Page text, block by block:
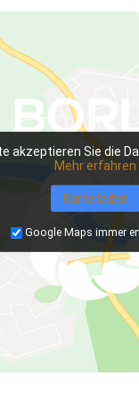
akzeptieren Sie die
Mehr erfahren
Karte laden
Google Maps immer